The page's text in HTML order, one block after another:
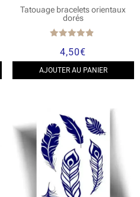
Tatouage bracelets orientaux
dorés
4.67
sur 5
4,50€
AJOUTER AU PANIER